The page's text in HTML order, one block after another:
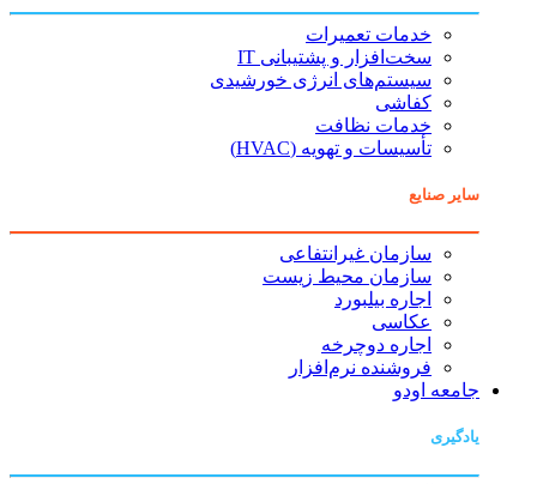
خدمات تعمیرات
سخت‌افزار و پشتیبانی IT
سیستم‌های انرژی خورشیدی
کفاشی
خدمات نظافت
تأسیسات و تهویه (HVAC)
سایر صنایع
سازمان غیرانتفاعی
سازمان محیط زیست
اجاره بیلبورد
عکاسی
اجاره دوچرخه
فروشنده نرم‌افزار
جامعه اودو
یادگیری